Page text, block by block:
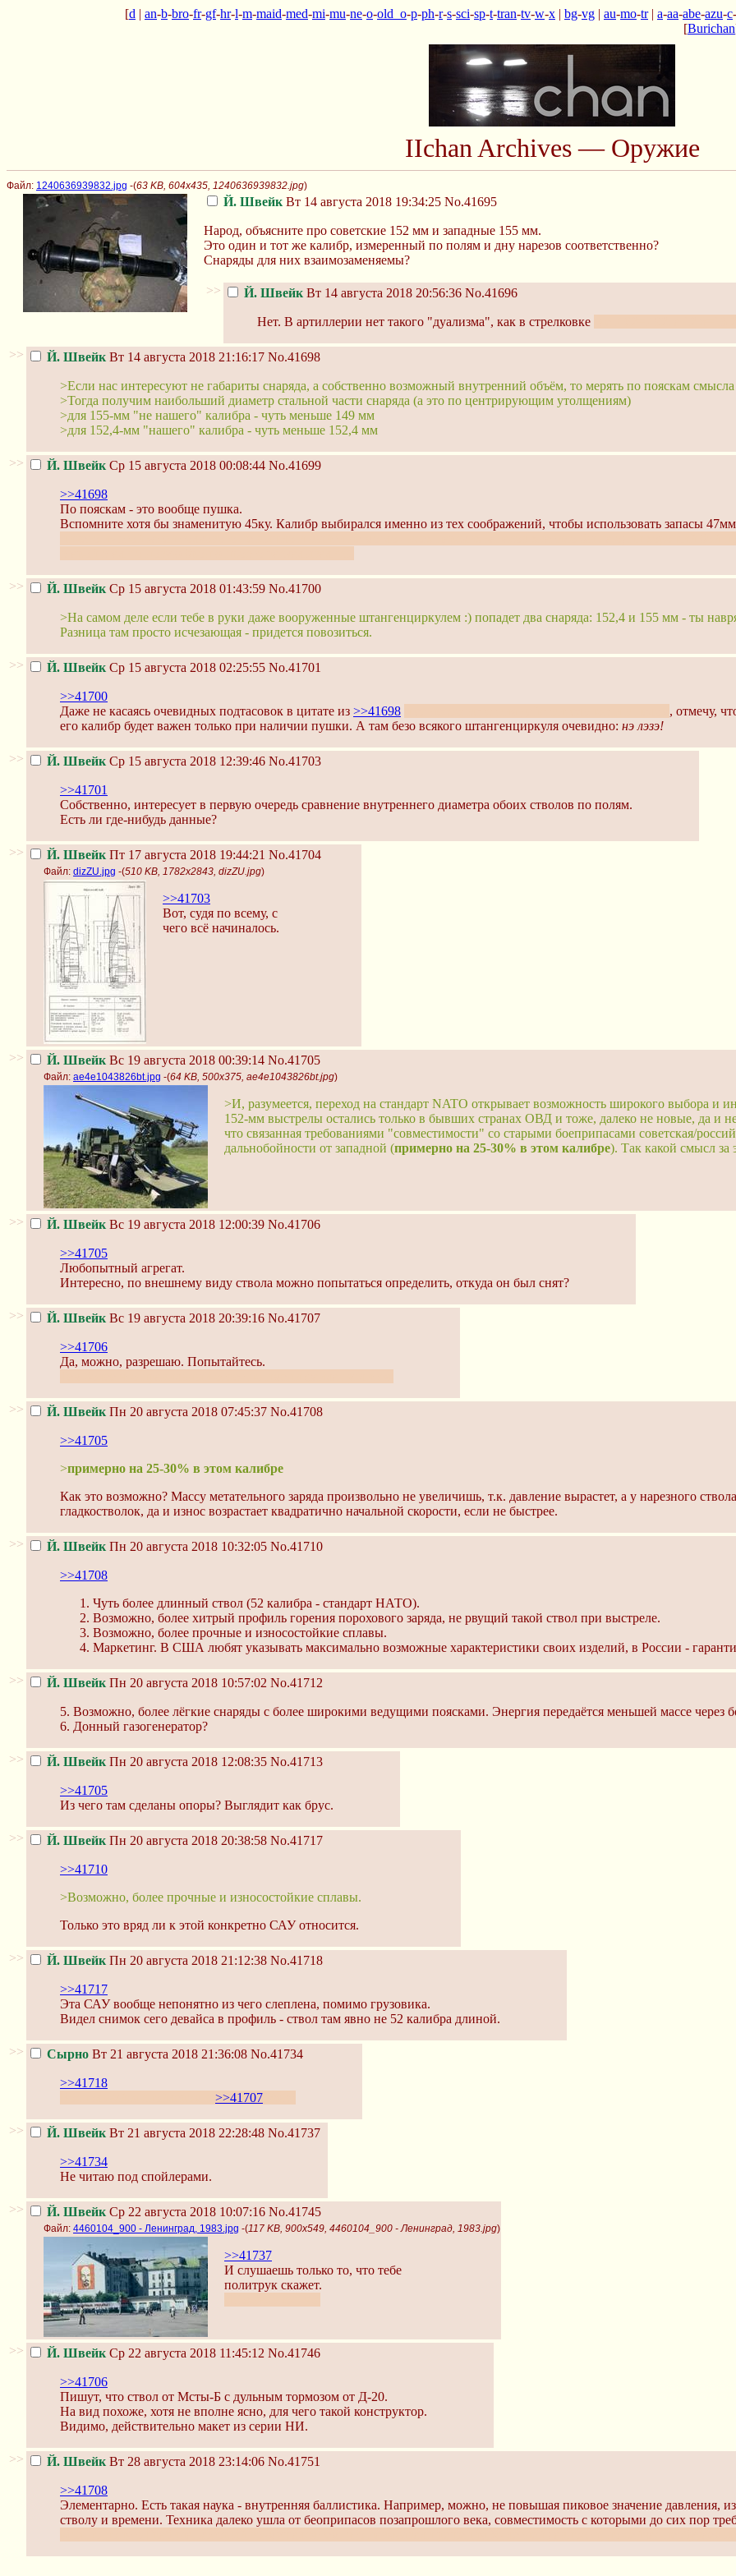
[d | an-b-bro-fr-gf-hr-l-m-maid-med-mi-mu-ne-o-old_o-p-ph-r-s-sci-sp-t-tran-tv-w-x | bg-vg | au-mo-tr| a-aa-abe-azu-c-
[Burichan
IIchan Archives — Оружие
Файл: 1240636939832.jpg -(63 KB, 604x435, 1240636939832.jpg)
Й. Швейк Вт 14 августа 2018 19:34:25 No.41695
Народ, объясните про советские 152 мм и западные 155 мм.
Это один и тот же калибр, измеренный по полям и дну нарезов соответственно?
Снаряды для них взаимозаменяемы?
>> Й. Швейк Вт 14 августа 2018 20:56:36 No.41696
Нет. В артиллерии нет такого "дуализма", как в стрелковке
>> Й. Швейк Вт 14 августа 2018 21:16:17 No.41698
>Если нас интересуют не габариты снаряда, а собственно возможный внутренний объём, то мерять по пояскам смысла
>Тогда получим наибольший диаметр стальной части снаряда (а это по центрирующим утолщениям)
>для 155-мм "не нашего" калибра - чуть меньше 149 мм
>для 152,4-мм "нашего" калибра - чуть меньше 152,4 мм
>> Й. Швейк Ср 15 августа 2018 00:08:44 No.41699
>>41698
По пояскам - это вообще пушка.
Вспомните хотя бы знаменитую 45ку. Калибр выбирался именно из тех соображений, чтобы использовать запасы
>> Й. Швейк Ср 15 августа 2018 01:43:59 No.41700
>На самом деле если тебе в руки даже вооруженные штангенциркулем :) попадет два снаряда: 152,4 и 155 мм - ты
Разница там просто исчезающая - придется повозиться.
>> Й. Швейк Ср 15 августа 2018 02:25:55 No.41701
>>41700
Даже не касаясь очевидных подтасовок в цитате из >>41698 , отмечу,
его калибр будет важен только при наличии пушки. А там безо всякого штангенциркуля очевидно: нэ лэзэ!
>> Й. Швейк Ср 15 августа 2018 12:39:46 No.41703
>>41701
Собственно, интересует в первую очередь сравнение внутреннего диаметра обоих стволов по полям.
Есть ли где-нибудь данные?
>> Й. Швейк Пт 17 августа 2018 19:44:21 No.41704
Файл: dizZU.jpg -(510 KB, 1782x2843, dizZU.jpg)
>>41703
Вот, судя по всему, с
чего всё начиналось.
>> Й. Швейк Вс 19 августа 2018 00:39:14 No.41705
Файл: ae4e1043826bt.jpg -(64 KB, 500x375, ae4e1043826bt.jpg)
>И, разумеется, переход на стандарт NATO открывает возможность широкого выбора и
152-мм выстрелы остались только в бывших странах ОВД и тоже, далеко не новые, да и
что связанная требованиями "совместимости" со старыми боеприпасами советская/
дальнобойности от западной (примерно на 25-30% в этом калибре). Так какой смысл за
>> Й. Швейк Вс 19 августа 2018 12:00:39 No.41706
>>41705
Любопытный агрегат.
Интересно, по внешнему виду ствола можно попытаться определить, откуда он был снят?
>> Й. Швейк Вс 19 августа 2018 20:39:16 No.41707
>>41706
Да, можно, разрешаю. Попытайтесь.
>> Й. Швейк Пн 20 августа 2018 07:45:37 No.41708
>>41705
>примерно на 25-30% в этом калибре
Как это возможно? Массу метательного заряда произвольно не увеличишь, т.к. давление вырастет, а у нарезного
гладкостволок, да и износ возрастает квадратично начальной скорости, если не быстрее.
>> Й. Швейк Пн 20 августа 2018 10:32:05 No.41710
>>41708
Чуть более длинный ствол (52 калибра - стандарт НАТО).
Возможно, более хитрый профиль горения порохового заряда, не рвущий такой ствол при выстреле.
Возможно, более прочные и износостойкие сплавы.
Маркетинг. В США любят указывать максимально возможные характеристики своих изделий, в России -
>> Й. Швейк Пн 20 августа 2018 10:57:02 No.41712
5. Возможно, более лёгкие снаряды с более широкими ведущими поясками. Энергия передаётся меньшей массе через
6. Донный газогенератор?
>> Й. Швейк Пн 20 августа 2018 12:08:35 No.41713
>>41705
Из чего там сделаны опоры? Выглядит как брус.
>> Й. Швейк Пн 20 августа 2018 20:38:58 No.41717
>>41710
>Возможно, более прочные и износостойкие сплавы.
Только это вряд ли к этой конкретно САУ относится.
>> Й. Швейк Пн 20 августа 2018 21:12:38 No.41718
>>41717
Эта САУ вообще непонятно из чего слеплена, помимо грузовика.
Видел снимок сего девайса в профиль - ствол там явно не 52 калибра длиной.
>> Сырно Вт 21 августа 2018 21:36:08 No.41734
>>41718
>>41707
>> Й. Швейк Вт 21 августа 2018 22:28:48 No.41737
>>41734
Не читаю под спойлерами.
>> Й. Швейк Ср 22 августа 2018 10:07:16 No.41745
Файл: 4460104_900 - Ленинград, 1983.jpg -(117 KB, 900x549, 4460104_900 - Ленинград, 1983.jpg)
>>41737
И слушаешь только то, что тебе
политрук скажет.
>> Й. Швейк Ср 22 августа 2018 11:45:12 No.41746
>>41706
Пишут, что ствол от Мсты-Б с дульным тормозом от Д-20.
На вид похоже, хотя не вполне ясно, для чего такой конструктор.
Видимо, действительно макет из серии НИ.
>> Й. Швейк Вт 28 августа 2018 23:14:06 No.41751
>>41708
Элементарно. Есть такая наука - внутренняя баллистика. Например, можно, не повышая пиковое значение давления,
стволу и времени. Техника далеко ушла от беоприпасов позапрошлого века, совместимость с которыми до сих пор